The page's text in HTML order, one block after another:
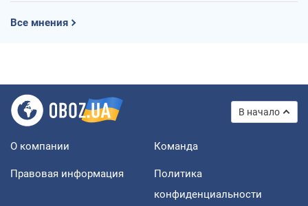
Все мнения
В начало
О компании Команда
Правовая информация
Политика
конфиденциальности